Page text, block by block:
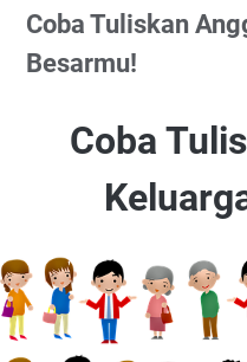
Coba Tuliskan
Besarmu!
Coba